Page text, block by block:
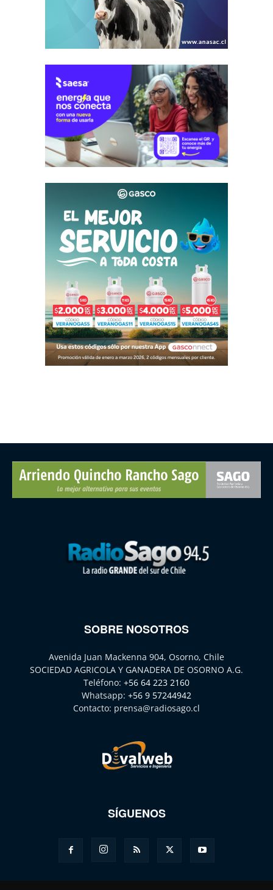
SOBRE NOSOTROS
Avenida Juan Mackenna 904, Osorno, Chile
SOCIEDAD AGRICOLA Y GANADERA DE OSORNO A.G.
Teléfono: +56 64 223 2160
Whatsapp: +56 9 57244942
Contacto: prensa@radiosago.cl
SÍGUENOS